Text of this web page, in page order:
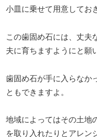
小皿に乗せて用意してお
この歯固め石には、丈夫
夫に育ちますようにと願
歯固め石が手に入らなか
ともできますよ。
地域によってはその土地
を取り入れたりとアレン